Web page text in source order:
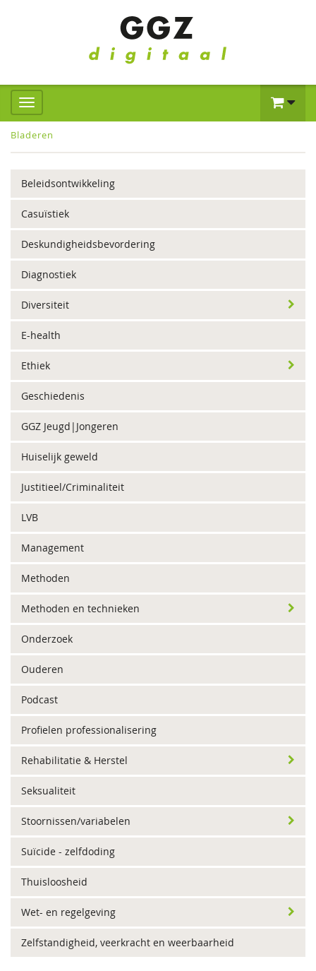
Bladeren
Beleidsontwikkeling
Casuïstiek
Deskundigheidsbevordering
Diagnostiek
Diversiteit
E-health
Ethiek
Geschiedenis
GGZ Jeugd|Jongeren
Huiselijk geweld
Justitieel/Criminaliteit
LVB
Management
Methoden
Methoden en technieken
Onderzoek
Ouderen
Podcast
Profielen professionalisering
Rehabilitatie & Herstel
Seksualiteit
Stoornissen/variabelen
Suïcide - zelfdoding
Thuisloosheid
Wet- en regelgeving
Zelfstandigheid, veerkracht en weerbaarheid